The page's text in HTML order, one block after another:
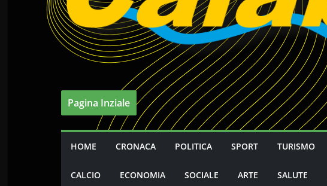
Pagina Inziale
HOME CRONACA POLITICA SPORT TURISMO
CALCIO ECONOMIA SOCIALE ARTE SALUTE